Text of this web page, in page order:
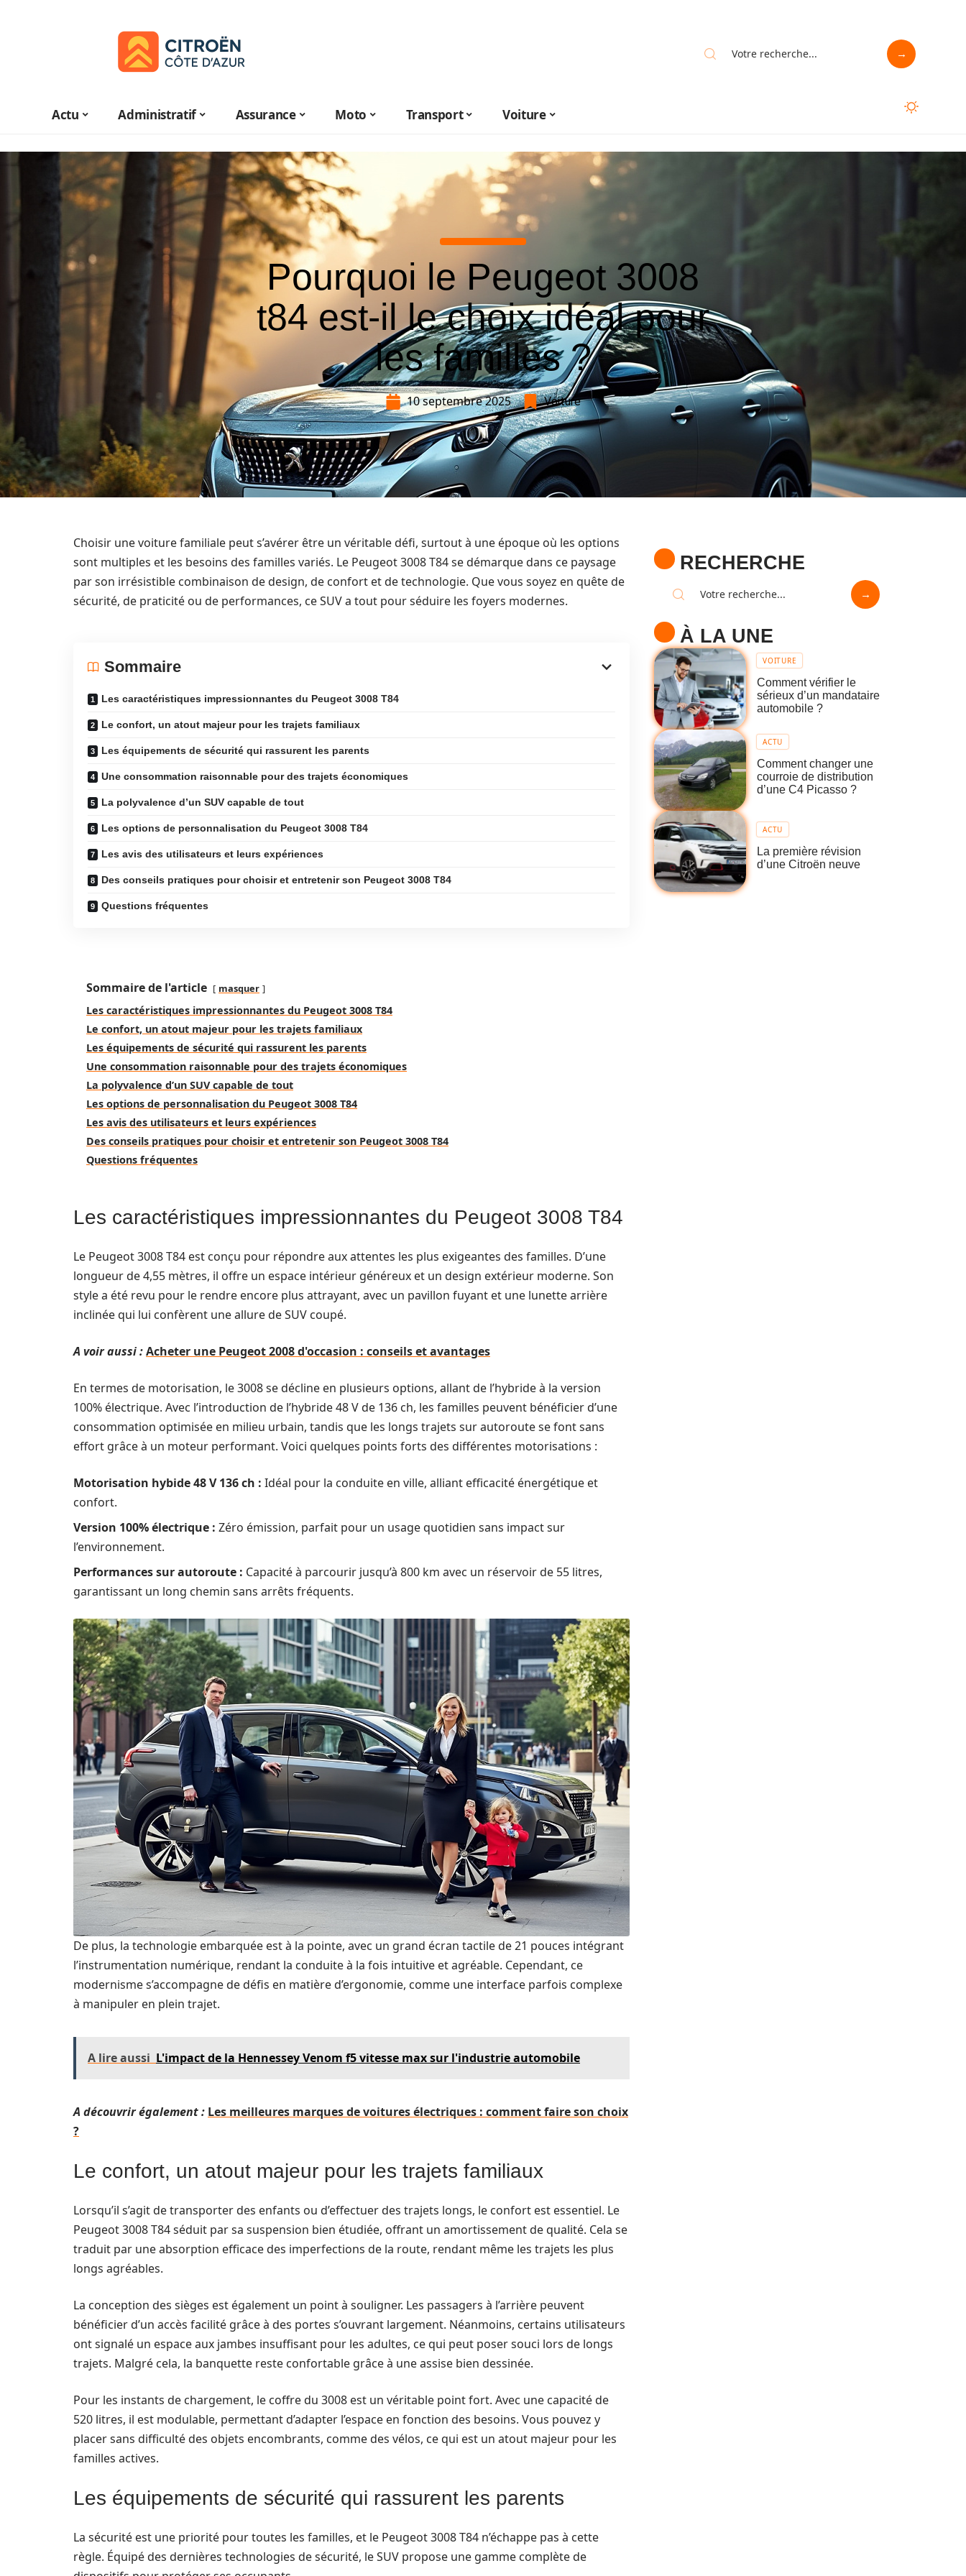
Actu Administratif Assurance Moto Transport Voiture
Pourquoi le Peugeot 3008
t84 est-il le choix idéal pour
les familles ?
10 septembre 2025 Voiture
Choisir une voiture familiale peut s’avérer être un véritable défi, surtout à une époque où les options
sont multiples et les besoins des familles variés. Le Peugeot 3008 T84 se démarque dans ce paysage
par son irrésistible combinaison de design, de confort et de technologie. Que vous soyez en quête de
sécurité, de praticité ou de performances, ce SUV a tout pour séduire les foyers modernes.
Sommaire
Les caractéristiques impressionnantes du Peugeot 3008 T84
Le confort, un atout majeur pour les trajets familiaux
Les équipements de sécurité qui rassurent les parents
Une consommation raisonnable pour des trajets économiques
La polyvalence d’un SUV capable de tout
Les options de personnalisation du Peugeot 3008 T84
Les avis des utilisateurs et leurs expériences
Des conseils pratiques pour choisir et entretenir son Peugeot 3008 T84
Questions fréquentes
Sommaire de l'article masquer
Les caractéristiques impressionnantes du Peugeot 3008 T84
Le confort, un atout majeur pour les trajets familiaux
Les équipements de sécurité qui rassurent les parents
Une consommation raisonnable pour des trajets économiques
La polyvalence d’un SUV capable de tout
Les options de personnalisation du Peugeot 3008 T84
Les avis des utilisateurs et leurs expériences
Des conseils pratiques pour choisir et entretenir son Peugeot 3008 T84
Questions fréquentes
Les caractéristiques impressionnantes du Peugeot 3008 T84
Le Peugeot 3008 T84 est conçu pour répondre aux attentes les plus exigeantes des familles. D’une
longueur de 4,55 mètres, il offre un espace intérieur généreux et un design extérieur moderne. Son
style a été revu pour le rendre encore plus attrayant, avec un pavillon fuyant et une lunette arrière
inclinée qui lui confèrent une allure de SUV coupé.
A voir aussi :Acheter une Peugeot 2008 d'occasion : conseils et avantages
En termes de motorisation, le 3008 se décline en plusieurs options, allant de l’hybride à la version
100% électrique. Avec l’introduction de l’hybride 48 V de 136 ch, les familles peuvent bénéficier d’une
consommation optimisée en milieu urbain, tandis que les longs trajets sur autoroute se font sans
effort grâce à un moteur performant. Voici quelques points forts des différentes motorisations :
Motorisation hybide 48 V 136 ch : Idéal pour la conduite en ville, alliant efficacité énergétique et
confort.
Version 100% électrique : Zéro émission, parfait pour un usage quotidien sans impact sur
l’environnement.
Performances sur autoroute : Capacité à parcourir jusqu’à 800 km avec un réservoir de 55 litres,
garantissant un long chemin sans arrêts fréquents.
De plus, la technologie embarquée est à la pointe, avec un grand écran tactile de 21 pouces intégrant
l’instrumentation numérique, rendant la conduite à la fois intuitive et agréable. Cependant, ce
modernisme s’accompagne de défis en matière d’ergonomie, comme une interface parfois complexe
à manipuler en plein trajet.
A lire aussi L'impact de la Hennessey Venom f5 vitesse max sur l'industrie automobile
A découvrir également : Les meilleures marques de voitures électriques : comment faire son choix
?
Le confort, un atout majeur pour les trajets familiaux
Lorsqu’il s’agit de transporter des enfants ou d’effectuer des trajets longs, le confort est essentiel. Le
Peugeot 3008 T84 séduit par sa suspension bien étudiée, offrant un amortissement de qualité. Cela se
traduit par une absorption efficace des imperfections de la route, rendant même les trajets les plus
longs agréables.
La conception des sièges est également un point à souligner. Les passagers à l’arrière peuvent
bénéficier d’un accès facilité grâce à des portes s’ouvrant largement. Néanmoins, certains utilisateurs
ont signalé un espace aux jambes insuffisant pour les adultes, ce qui peut poser souci lors de longs
trajets. Malgré cela, la banquette reste confortable grâce à une assise bien dessinée.
Pour les instants de chargement, le coffre du 3008 est un véritable point fort. Avec une capacité de
520 litres, il est modulable, permettant d’adapter l’espace en fonction des besoins. Vous pouvez y
placer sans difficulté des objets encombrants, comme des vélos, ce qui est un atout majeur pour les
familles actives.
Les équipements de sécurité qui rassurent les parents
La sécurité est une priorité pour toutes les familles, et le Peugeot 3008 T84 n’échappe pas à cette
règle. Équipé des dernières technologies de sécurité, le SUV propose une gamme complète de
RECHERCHE
À LA UNE
VOITURE
Comment vérifier le
sérieux d’un mandataire
automobile ?
ACTU
Comment changer une
courroie de distribution
d’une C4 Picasso ?
ACTU
La première révision
d’une Citroën neuve